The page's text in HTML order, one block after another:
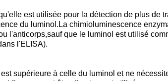
est utilisée pour la détection de plus de
du luminol.La chimioluminescence
l'anticorps,sauf que le luminol est utilisé
l'ELISA).
supérieure à celle du luminol et ne